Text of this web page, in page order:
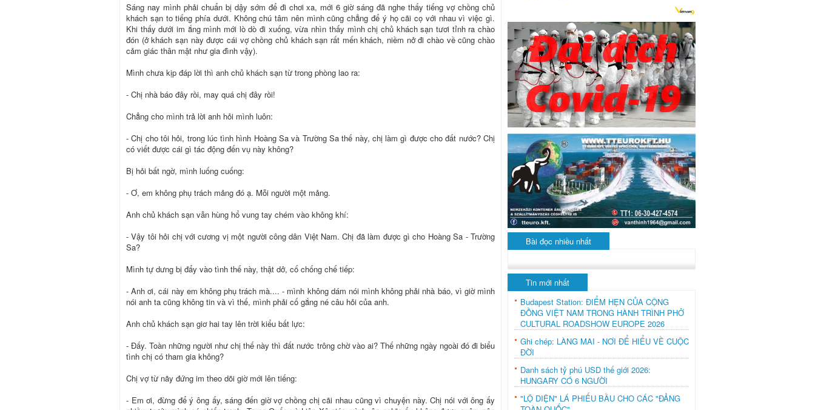
Sáng nay mình phải chuẩn bị dậy sớm để đi chơi xa, mới 6 giờ sáng đã nghe thấy tiếng vợ chồng chủ
khách sạn to tiếng phía dưới. Không chú tâm nên mình cũng chẳng để ý họ cãi cọ với nhau vì việc gì.
Khi thấy dưới im ắng mình mới lò dò đi xuống, vừa nhìn thấy mình chị chủ khách sạn tươi tỉnh ra chào
đón (ở khách sạn này được cái vợ chồng chủ khách sạn rất mến khách, niềm nở đi chào về cũng chào
cảm giác thân mật như gia đình vậy).
Mình chưa kịp đáp lời thì anh chủ khách sạn từ trong phòng lao ra:
- Chị nhà báo đây rồi, may quá chị đây rồi!
Chẳng cho mình trả lời anh hỏi mình luôn:
- Chị cho tôi hỏi, trong lúc tình hình Hoàng Sa và Trường Sa thế này, chị làm gì được cho đất nước? Chị
có viết được cái gì tác động đến vụ này không?
Bị hỏi bất ngờ, mình luống cuống:
- Ơ, em không phụ trách mảng đó ạ. Mỗi người một mảng.
Anh chủ khách sạn vẫn hùng hổ vung tay chém vào không khí:
- Vậy tôi hỏi chị với cương vị một người công dân Việt Nam. Chị đã làm được gì cho Hoàng Sa - Trường
Sa?
Mình tự dưng bị đẩy vào tình thế này, thật dở, cố chống chế tiếp:
- Anh ơi, cái này em không phụ trách mà.... - mình không dám nói mình không phải nhà báo, vì giờ mình
nói anh ta cũng không tin và vì thế, mình phải cố gắng né câu hỏi của anh.
Anh chủ khách sạn giơ hai tay lên trời kiểu bất lực:
- Đấy. Toàn những người như chị thế này thì đất nước trông chờ vào ai? Thế những ngày ngoài đó đi biểu
tình chị có tham gia không?
Chị vợ từ nãy đứng im theo dõi giờ mới lên tiếng:
- Em ơi, đừng để ý ông ấy, sáng đến giờ vợ chồng chị cãi nhau cũng vì chuyện này. Chị nói với ông ấy
Bài đọc nhiều nhất
Tin mới nhất
Budapest Station: ĐIỂM HẸN CỦA CỘNG
ĐỒNG VIỆT NAM TRONG HÀNH TRÌNH PHỞ
CULTURAL ROADSHOW EUROPE 2026
Ghi chép: LÀNG MAI - NƠI ĐỂ HIỂU VỀ CUỘC
ĐỜI
Danh sách tỷ phú USD thế giới 2026:
HUNGARY CÓ 6 NGƯỜI
"LỘ DIỆN" LÁ PHIẾU BẦU CHO CÁC "ĐẢNG